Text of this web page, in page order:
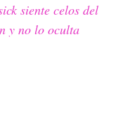
siente celos del
y no lo oculta